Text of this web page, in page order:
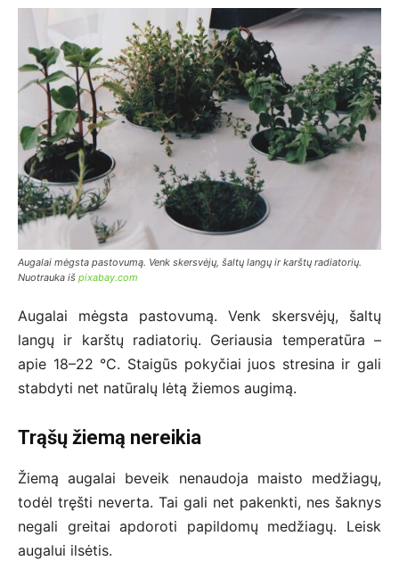
Augalai mėgsta pastovumą. Venk skersvėjų, šaltų langų ir karštų radiatorių.
Nuotrauka iš pixabay.com
Augalai mėgsta pastovumą. Venk skersvėjų, šaltų
langų ir karštų radiatorių. Geriausia temperatūra –
apie 18–22 °C. Staigūs pokyčiai juos stresina ir gali
stabdyti net natūralų lėtą žiemos augimą.
Trąšų žiemą nereikia
Žiemą augalai beveik nenaudoja maisto medžiagų,
todėl tręšti neverta. Tai gali net pakenkti, nes šaknys
negali greitai apdoroti papildomų medžiagų. Leisk
augalui ilsėtis.